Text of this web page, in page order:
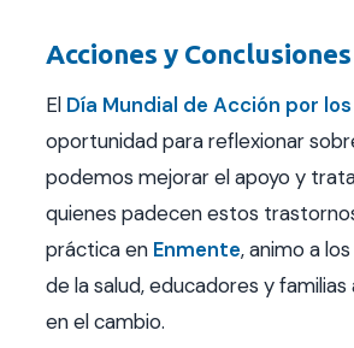
Acciones y Conclusiones
El Día Mundial de Acción por
oportunidad para reflexionar
podemos mejorar el apoyo y
quienes padecen estos
práctica en Enmente, animo a
de la salud, educadores y
en el cambio.